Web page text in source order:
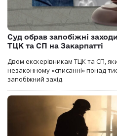
Суд обрав запобіжні
ТЦК та СП на Закарпатті
Двом екскерівникам ТЦК та СП,
незаконному «списанні» понад
запобіжний захід.